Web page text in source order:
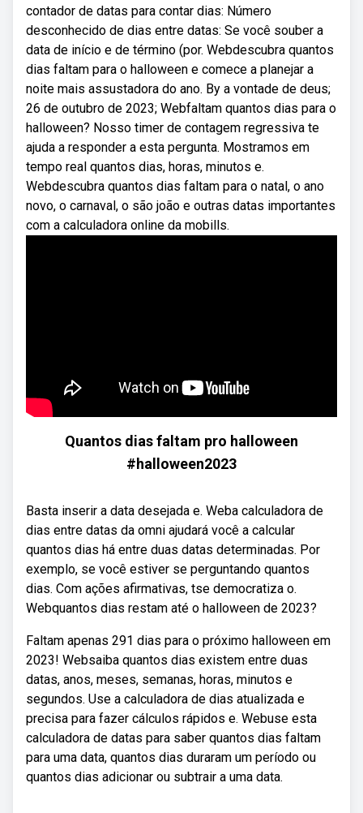
contador de datas para contar dias: Número
desconhecido de dias entre datas: Se você souber a
data de início e de término (por. Webdescubra quantos
dias faltam para o halloween e comece a planejar a
noite mais assustadora do ano. By a vontade de deus;
26 de outubro de 2023; Webfaltam quantos dias para o
halloween? Nosso timer de contagem regressiva te
ajuda a responder a esta pergunta. Mostramos em
tempo real quantos dias, horas, minutos e.
Webdescubra quantos dias faltam para o natal, o ano
novo, o carnaval, o são joão e outras datas importantes
com a calculadora online da mobills.
Quantos dias faltam pro halloween
#halloween2023
Basta inserir a data desejada e. Weba calculadora de
dias entre datas da omni ajudará você a calcular
quantos dias há entre duas datas determinadas. Por
exemplo, se você estiver se perguntando quantos
dias. Com ações afirmativas, tse democratiza o.
Webquantos dias restam até o halloween de 2023?
Faltam apenas 291 dias para o próximo halloween em
2023! Websaiba quantos dias existem entre duas
datas, anos, meses, semanas, horas, minutos e
segundos. Use a calculadora de dias atualizada e
precisa para fazer cálculos rápidos e. Webuse esta
calculadora de datas para saber quantos dias faltam
para uma data, quantos dias duraram um período ou
quantos dias adicionar ou subtrair a uma data.